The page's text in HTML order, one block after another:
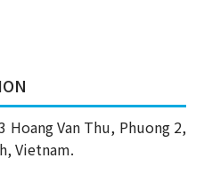
Hoang Van Thu, Phuong 2,
Vietnam.